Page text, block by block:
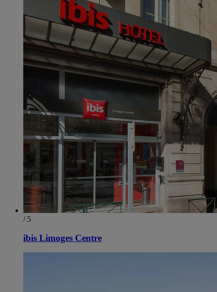
/ 5
ibis Limoges Centre